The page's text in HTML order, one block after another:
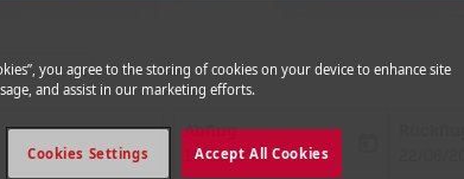
expand_more
Abflug
fc-booking-departure-date-aria-label
15/08/2026
fc-
you agree to the storing of cookies on your device to enhance site
and assist in our marketing efforts.
Accept All Cookies
Cookies Settings